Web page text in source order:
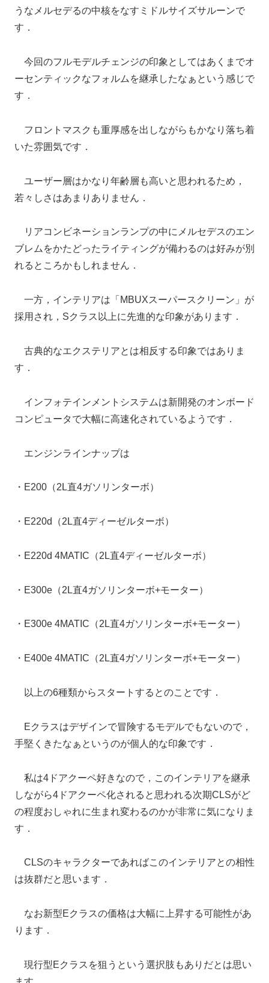
うなメルセデるの中核をなすミドルサイズサルーンで
す．
今回のフルモデルチェンジの印象としてはあくまでオ
ーセンティックなフォルムを継承したなぁという感じで
す．
フロントマスクも重厚感を出しながらもかなり落ち着
いた雰囲気です．
ユーザー層はかなり年齢層も高いと思われるため，
若々しさはあまりありません．
リアコンビネーションランプの中にメルセデスのエン
ブレムをかたどったライティングが備わるのは好みが別
れるところかもしれません．
一方，インテリアは「MBUXスーパースクリーン」が
採用され，Sクラス以上に先進的な印象があります．
古典的なエクステリアとは相反する印象ではありま
す．
インフォテインメントシステムは新開発のオンボード
コンピュータで大幅に高速化されているようです．
エンジンラインナップは
・E200（2L直4ガソリンターボ）
・E220d（2L直4ディーゼルターボ）
・E220d 4MATIC（2L直4ディーゼルターボ）
・E300e（2L直4ガソリンターボ+モーター）
・E300e 4MATIC（2L直4ガソリンターボ+モーター）
・E400e 4MATIC（2L直4ガソリンターボ+モーター）
以上の6種類からスタートするとのことです．
Eクラスはデザインで冒険するモデルでもないので，
手堅くきたなぁというのが個人的な印象です．
私は4ドアクーペ好きなので，このインテリアを継承
しながら4ドアクーペ化されると思われる次期CLSがど
の程度おしゃれに生まれ変わるのかが非常に気になりま
す．
CLSのキャラクターであればこのインテリアとの相性
は抜群だと思います．
なお新型Eクラスの価格は大幅に上昇する可能性があ
ります．
現行型Eクラスを狙うという選択肢もありだとは思い